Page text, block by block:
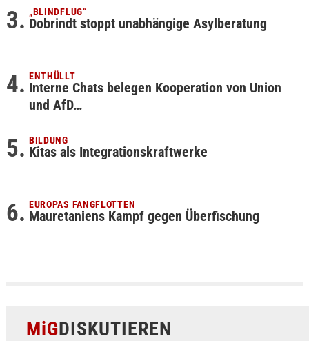
„BLINDFLUG“
Dobrindt stoppt unabhängige Asylberatung
ENTHÜLLT
Interne Chats belegen Kooperation von Union
und AfD…
BILDUNG
Kitas als Integrationskraftwerke
EUROPAS FANGFLOTTEN
Mauretaniens Kampf gegen Überfischung
MiGDISKUTIEREN